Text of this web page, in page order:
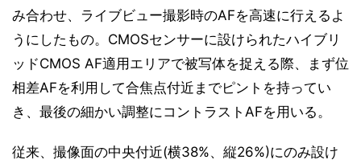
み合わせ、ライブビュー撮影時のAFを高速に行えるよ
うにしたもの。CMOSセンサーに設けられたハイブリ
ッドCMOS AF適用エリアで被写体を捉える際、まず位
相差AFを利用して合焦点付近までピントを持ってい
き、最後の細かい調整にコントラストAFを用いる。
従来、撮像面の中央付近(横38%、縦26%)にのみ設け